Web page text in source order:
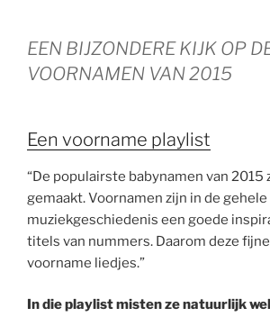
EEN BIJZONDERE KIJK OP
VOORNAMEN VAN 2015
Een voorname playlist
“De populairste babynamen van 2015
gemaakt. Voornamen zijn in de gehele
muziekgeschiedenis een goede
titels van nummers. Daarom deze
voorname liedjes.”
In die playlist misten ze natuurlijk